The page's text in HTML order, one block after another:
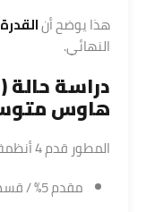
هذا يوضح أن
النهائي.
هاوس
المطور قدم 4 أنظمة:
مقدم 5% / قسط 9 سنين